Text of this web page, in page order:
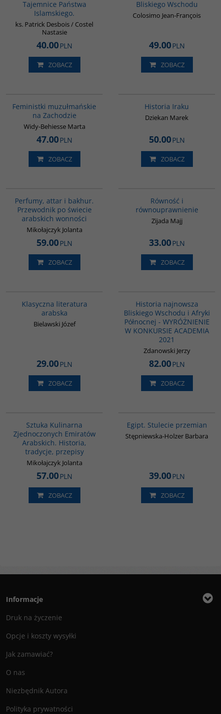
Tajemnice Państwa
Islamskiego.
ks. Patrick Desbois / Costel
Nastasie
40.00PLN
ZOBACZ
Bliskiego Wschodu
Colosimo Jean-François
49.00PLN
ZOBACZ
Feministki muzułmańskie
na Zachodzie
Widy-Behiesse Marta
47.00PLN
ZOBACZ
Historia Iraku
Dziekan Marek
50.00PLN
ZOBACZ
Perfumy, attar i bakhur.
Przewodnik po świecie
arabskich wonności
Mikołajczyk Jolanta
59.00PLN
ZOBACZ
Równość i
równouprawnienie
Zijada Majj
33.00PLN
ZOBACZ
Klasyczna literatura
arabska
Bielawski Józef
29.00PLN
ZOBACZ
Historia najnowsza
Bliskiego Wschodu i Afryki
Północnej - WYRÓŻNIENIE
W KONKURSIE ACADEMIA
2021
Zdanowski Jerzy
82.00PLN
ZOBACZ
Sztuka Kulinarna
Zjednoczonych Emiratów
Arabskich. Historia,
tradycje, przepisy
Mikołajczyk Jolanta
57.00PLN
ZOBACZ
Egipt. Stulecie przemian
Stępniewska-Holzer Barbara
39.00PLN
ZOBACZ
Informacje
Druk na życzenie
Opcje i koszty wysyłki
Jak zamawiać?
O nas
Niezbędnik Autora
Polityka prywatności